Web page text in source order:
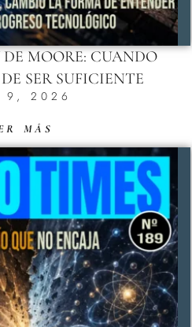
MOORE: CUANDO
SER SUFICIENTE
9, 2026
MÁS